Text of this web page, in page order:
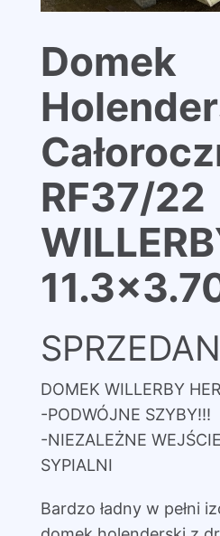
Domek
RF37/22
DOMEK WILLERBY
-PODWÓJNE SZYBY!!!
-NIEZALEŻNE
SYPIALNI
Bardzo ładny w pełni